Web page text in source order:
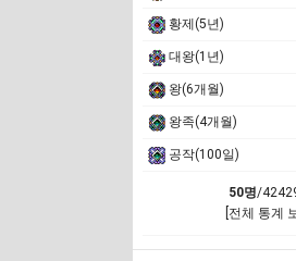
황제(5년)
대왕(1년)
왕(6개월)
왕족(4개월)
공작(100일)
50명/
[전체 통계